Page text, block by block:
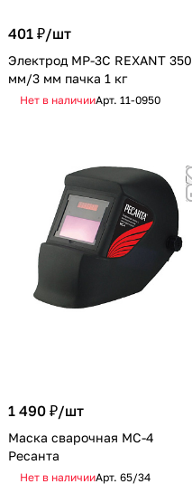
401 ₽/шт
Электрод MP-3C REXANT 350
мм/3 мм пачка 1 кг
Нет в наличииАрт.11-0950
1 490 ₽/шт
Маска сварочная МС-4
Ресанта
Нет в наличииАрт.65/34